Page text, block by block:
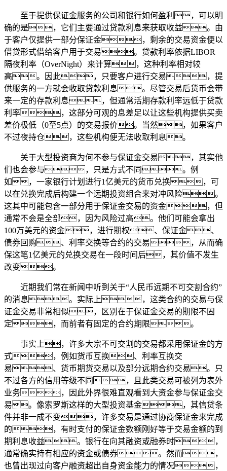
至于提供保证金服务的公司和银行如何盈利，可以明
确的是，它们主要通过贷款利息来获取收益。由
于客户仅提供一部分保证金，剩余的交易资金便以
借贷形式借给客户用于交易。贷款利率依据LIBOR
隔夜利率（OverNight）来计算，这种利率相对较
高。因此，只要客户进行交易，提
供服务的一方就会收取贷款利息。尽管交易后货币会带
来一定的存款利息，但通常活期存款利率远低于贷款
利率，这部分可观的息差足以让这些机构提供买卖
差价极低（0至5点）的交易报价。当然，如果客户
不过夜持仓，这些机构便无法收取利息。
关于大型投资商为何不参与保证金交易，其实他
们也会参与，只是方式不同。例
如，一家银行计划进行1亿美元的货币兑换，可
以在兑换完成后构建一个远期投资组合来对冲风险。
这其中可能包含一部分用于保证金交易的资金，但
通常不会是全部，因为风险过高。他们可能会拿出
100万美元的资金，进行期权、保证金、
债券回购、利率交换等合约的交易，从而确
保这笔1亿美元的兑换交易在一段时间后，其价值不发生
改变。
近期我们常在新闻中听到关于“人民币远期不可交割合约”
的消息。实际上，这类合约的交易与保
证金交易非常相似，区别在于保证金交易的期限不固
定，而前者有固定的合约期限。
事实上，许多大宗不可交割的交易都采用保证金的方
式，例如货币互换、利率互换交
易、货币期货交易以及部分远期合约交易。只
不过各方的信用等级不同，且此类交易可被列为表外
业务，因此外界很难直观看到大资金参与保证金交
易。像索罗斯这样的大型投资基金，其信贷条
件并非一成不变，许多交易是通过协商保证金来完成
的，有时支付的保证金数额刚好等于交易金额的到
期利息收益。银行在向其融资或融券时，
通常确实持有相应的资金或债券。然而，
也曾出现过向客户融资超出自身资金能力的情况，